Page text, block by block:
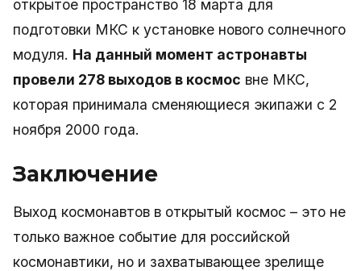
открытое пространство 18 марта для
подготовки МКС к установке нового солнечного
модуля. На данный момент астронавты
провели 278 выходов в космос вне МКС,
которая принимала сменяющиеся экипажи с 2
ноября 2000 года.
Заключение
Выход космонавтов в открытый космос – это не
только важное событие для российской
космонавтики, но и захватывающее зрелище